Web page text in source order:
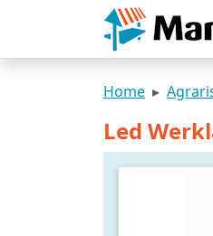
Home
Led